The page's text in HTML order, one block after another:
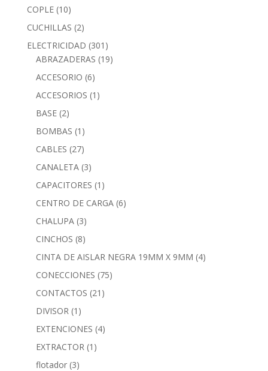
COPLE (10)
CUCHILLAS (2)
ELECTRICIDAD (301)
ABRAZADERAS (19)
ACCESORIO (6)
ACCESORIOS (1)
BASE (2)
BOMBAS (1)
CABLES (27)
CANALETA (3)
CAPACITORES (1)
CENTRO DE CARGA (6)
CHALUPA (3)
CINCHOS (8)
CINTA DE AISLAR NEGRA 19MM X 9MM (4)
CONECCIONES (75)
CONTACTOS (21)
DIVISOR (1)
EXTENCIONES (4)
EXTRACTOR (1)
flotador (3)